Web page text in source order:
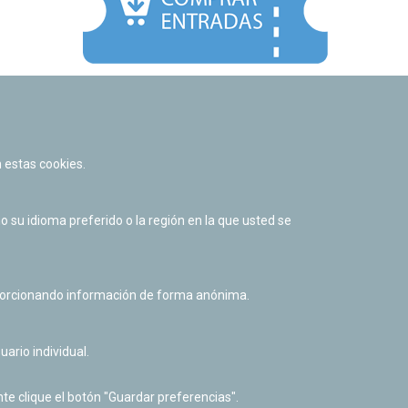
Política de cookies
Derecho de acceso a información pública
cookies.
su idioma preferido o la región en la que usted se
información de forma anónima.
individual.
clique el botón "Guardar preferencias".